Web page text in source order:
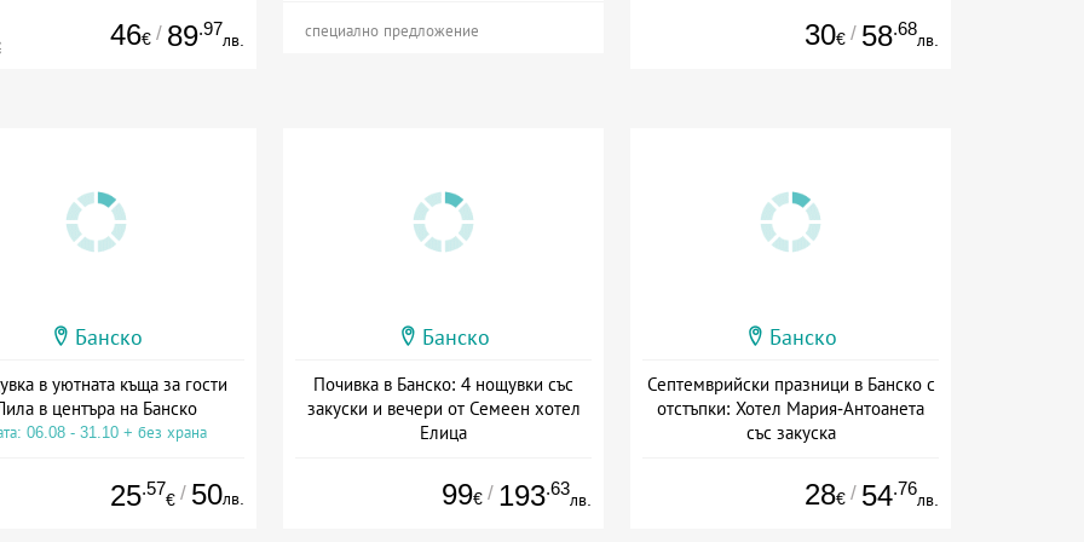
46€ / 89.97
лв. специално предложение 30€ / 58.68
лв.
Банско
в уютната къща за гости
в центъра на Банско
06.08 - 31.10 + без храна
25.57
€ / 50лв.
Банско
Почивка в Банско: 4 нощувки със
закуски и вечери от Семеен хотел
Елица
99€ / 193.63
лв.
Банско
Септемврийски празници в Банско с
отстъпки: Хотел Мария-Антоанета
със закуска
28€ / 54.76
лв.